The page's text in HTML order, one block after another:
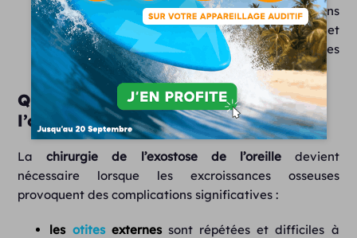
Prévenir les infections: Utiliser des bouchons
d’oreilles pour éviter l’exposition à l’eau froide et
suivre les conseils du médecin pour prévenir les
infections.
Quand la chirurgie de l’exostose de
l’oreille est-elle nécessaire ?
Lachirurgie de l’exostose de l’oreilledevient
nécessaire lorsque les excroissances osseuses
provoquent des complications significatives :
les otitesexternessont répétées et difficiles à